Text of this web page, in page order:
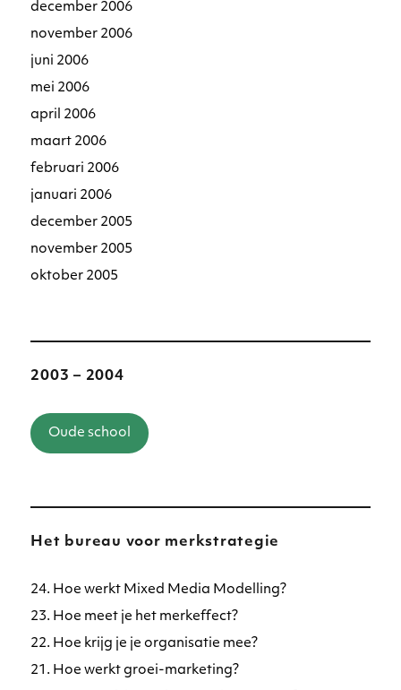
december 2006
november 2006
juni 2006
mei 2006
april 2006
maart 2006
februari 2006
januari 2006
december 2005
november 2005
oktober 2005
2003 – 2004
Oude school
Het bureau voor merkstrategie
24. Hoe werkt Mixed Media Modelling?
23. Hoe meet je het merkeffect?
22. Hoe krijg je je organisatie mee?
21. Hoe werkt groei-marketing?